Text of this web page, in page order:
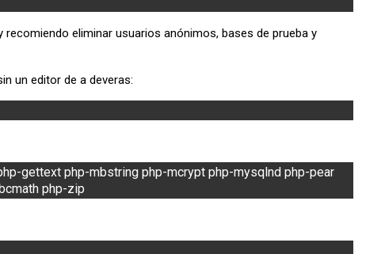
eliminar usuarios anónimos, bases de prueba y
un editor de a deveras:
gettext php-mbstring php-mcrypt php-mysqlnd php-pear
php-zip